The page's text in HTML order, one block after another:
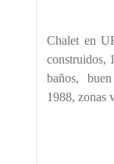
Chalet en
construidos,
baños,
1988, zonas